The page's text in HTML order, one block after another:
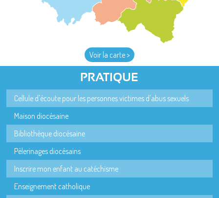
Voir la carte >
PRATIQUE
Cellule d'écoute pour les personnes victimes d'abus sexuels
Maison diocésaine
Bibliothèque diocésaine
Pèlerinages diocésains
Inscrire mon enfant au catéchisme
Enseignement catholique